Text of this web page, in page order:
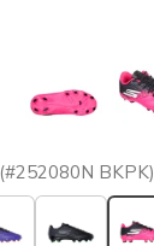
(#252080N BKPK)